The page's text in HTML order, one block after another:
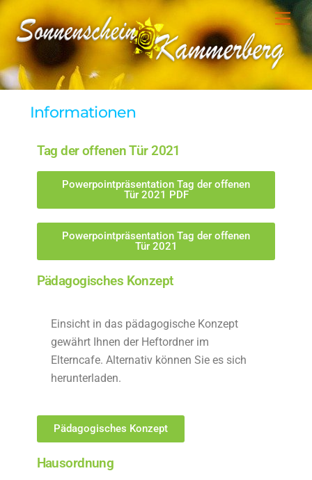
Informationen
Tag der offenen Tür 2021
Powerpointpräsentation Tag der offenen
Tür 2021 PDF
Powerpointpräsentation Tag der offenen
Tür 2021
Pädagogisches Konzept
Einsicht in das pädagogische Konzept
gewährt Ihnen der Heftordner im
Elterncafe. Alternativ können Sie es sich
herunterladen.
Pädagogisches Konzept
Hausordnung